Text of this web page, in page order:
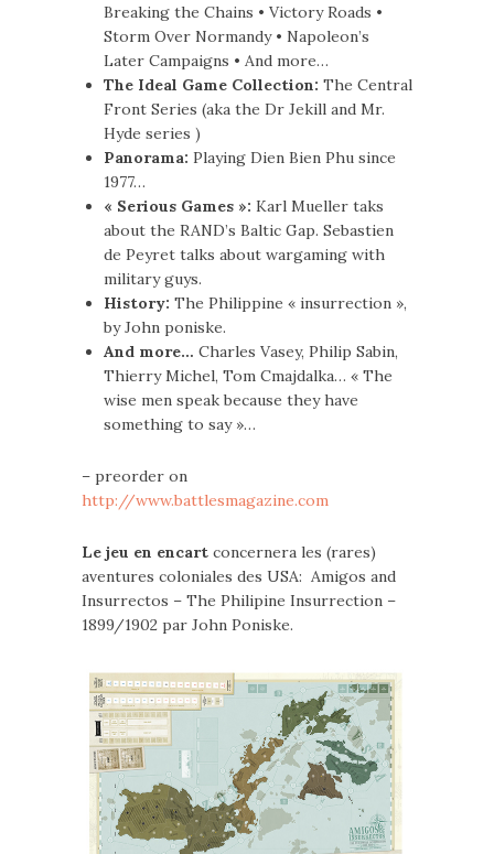
Breaking the Chains • Victory Roads •
Storm Over Normandy • Napoleon’s
Later Campaigns • And more…
The Ideal Game Collection: The Central
Front Series (aka the Dr Jekill and Mr.
Hyde series )
Panorama: Playing Dien Bien Phu since
1977…
« Serious Games »: Karl Mueller taks
about the RAND’s Baltic Gap. Sebastien
de Peyret talks about wargaming with
military guys.
History: The Philippine « insurrection »,
by John poniske.
And more… Charles Vasey, Philip Sabin,
Thierry Michel, Tom Cmajdalka… « The
wise men speak because they have
something to say »…
– preorder on
http://www.battlesmagazine.com
Le jeu en encart concernera les (rares)
aventures coloniales des USA: Amigos and
Insurrectos – The Philipine Insurrection –
1899/1902 par John Poniske.